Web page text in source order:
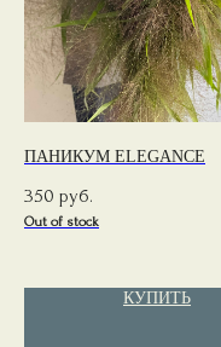
ПАНИКУМ ELEGANCE
350 руб.
Out of stock
КУПИТЬ